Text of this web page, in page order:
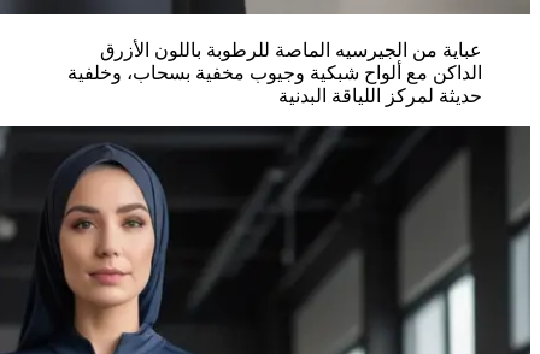
عباية من الجيرسيه الماصة للرطوبة باللون الأزرق
الداكن مع ألواح شبكية وجيوب مخفية بسحاب، وخلفية
حديثة لمركز اللياقة البدنية